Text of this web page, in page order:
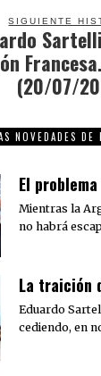
SIGUIENTE
Next
post:
(20/07/
NOVEDADES DE
El
Mientras la
no habrá
La traición
Eduardo
cediendo, en